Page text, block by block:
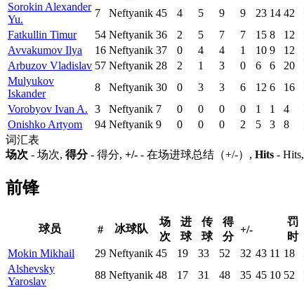
Sorokin Alexander
Yu.
7 Neftyanik 45 4 5 9 9 23 14 42
Fatkullin Timur
54 Neftyanik 36 2 5 7 7 15 8 12
Avvakumov Ilya
16 Neftyanik 37 0 4 4 1 10 9 12
Arbuzov Vladislav 57 Neftyanik 28 2 1 3 0 6 6 20
Mulyukov
Iskander
8 Neftyanik 30 0 3 3 6 12 6 16
Vorobyov Ivan A.
3 Neftyanik 7 0 0 0 0 1 1 4
Onishko Artyom
94 Neftyanik 9 0 0 0 2 5 3 8
词汇表
场次 - 场次, 得分- 得分, +/- - 在场进球总结（+/-）, Hits - Hits,
前锋
球员 # 冰球队
场
次
进
球
传
球
得
分
+/-
罚
时
Mokin Mikhail
29 Neftyanik 45 19 33 52 32 43 11 18
Alshevsky
Yaroslav
88 Neftyanik 48 17 31 48 35 45 10 52